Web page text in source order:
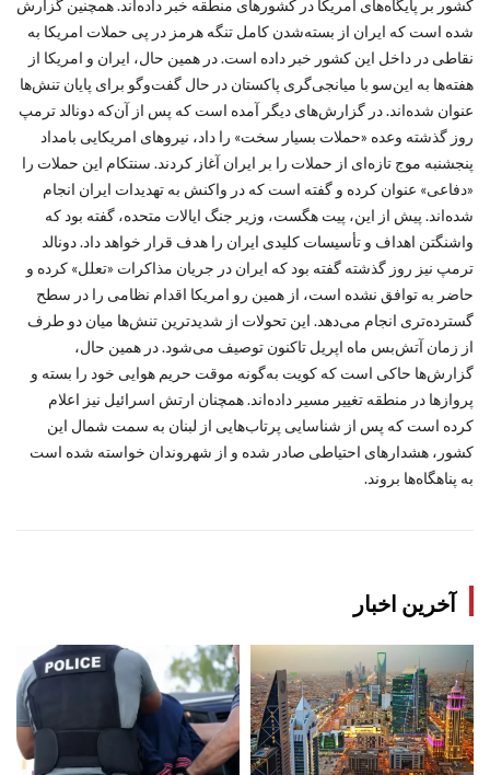
کشور بر پایگاه‌های امریکا در کشورهای منطقه خبر داده‌اند. همچنین گزارش
شده است که ایران از بسته‌شدن کامل تنگه هرمز در پی حملات امریکا به
نقاطی در داخل این کشور خبر داده است. در همین حال، ایران و امریکا از
هفته‌ها به این‌سو با میانجی‌گری پاکستان در حال گفت‌وگو برای پایان تنش‌ها
عنوان شده‌اند. در گزارش‌های دیگر آمده است که پس از آن‌که دونالد ترمپ
روز گذشته وعده «حملات بسیار سخت» را داد، نیروهای امریکایی بامداد
پنجشنبه موج تازه‌ای از حملات را بر ایران آغاز کردند. سنتکام این حملات را
«دفاعی» عنوان کرده و گفته است که در واکنش به تهدیدات ایران انجام
شده‌اند. پیش از این، پیت هگست، وزیر جنگ ایالات متحده، گفته بود که
واشنگتن اهداف و تأسیسات کلیدی ایران را هدف قرار خواهد داد. دونالد
ترمپ نیز روز گذشته گفته بود که ایران در جریان مذاکرات «تعلل» کرده و
حاضر به توافق نشده است، از همین رو امریکا اقدام نظامی را در سطح
گسترده‌تری انجام می‌دهد. این تحولات از شدیدترین تنش‌ها میان دو طرف
از زمان آتش‌بس ماه اپریل تاکنون توصیف می‌شود. در همین حال،
گزارش‌ها حاکی است که کویت به‌گونه موقت حریم هوایی خود را بسته و
پروازها در منطقه تغییر مسیر داده‌اند. همچنان ارتش اسرائیل نیز اعلام
کرده است که پس از شناسایی پرتاب‌هایی از لبنان به سمت شمال این
کشور، هشدارهای احتیاطی صادر شده و از شهروندان خواسته شده است
به پناهگاه‌ها بروند.
آخرین اخبار